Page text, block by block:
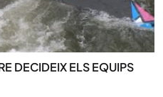
DECIDEIX ELS EQUIPS